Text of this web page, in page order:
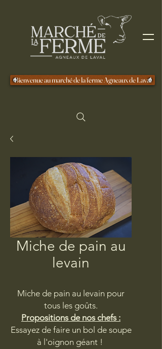
Bienvenue au marché de la ferme Agneaux de Laval
Miche de pain au
levain
Miche de pain au levain pour
tous les goûts.
Propositions de nos chefs :
Essayez de faire un bol de soupe
à l'oignon géant !